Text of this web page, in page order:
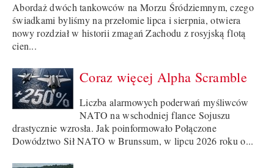
Abordaż dwóch tankowców na Morzu Śródziemnym, czego
świadkami byliśmy na przełomie lipca i sierpnia, otwiera
nowy rozdział w historii zmagań Zachodu z rosyjską flotą
cien...
Coraz więcej Alpha Scramble
Liczba alarmowych poderwań myśliwców
NATO na wschodniej flance Sojuszu
drastycznie wzrosła. Jak poinformowało Połączone
Dowództwo Sił NATO w Brunssum, w lipcu 2026 roku o...